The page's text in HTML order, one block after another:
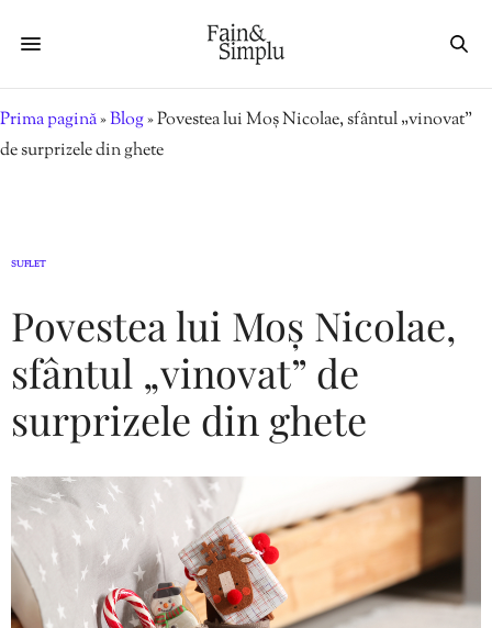
Prima pagină»Blog»Povestea lui Moș Nicolae, sfântul „vinovat”
de surprizele din ghete
SUFLET
Povestea lui Moș Nicolae,
sfântul „vinovat” de
surprizele din ghete